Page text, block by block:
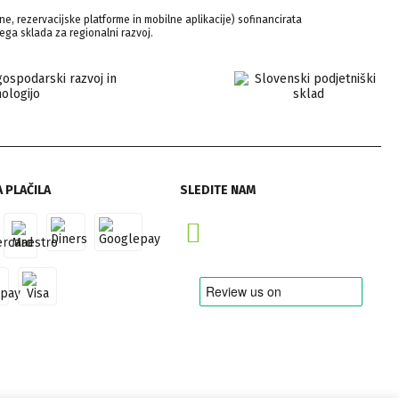
rezervacijske platforme in mobilne aplikacije) sofinancirata
sklada za regionalni razvoj.
PLAČILA SLEDITE NAM